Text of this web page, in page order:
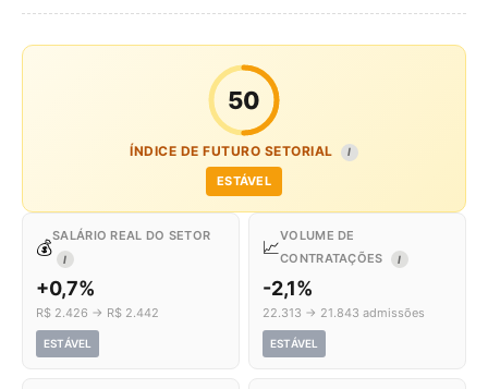
50
ÍNDICE DE FUTURO SETORIAL I
ESTÁVEL
💰
SALÁRIO REAL DO SETOR
I
+0,7%
R$ 2.426 → R$ 2.442
ESTÁVEL
📈
VOLUME DE
CONTRATAÇÕES
I
-2,1%
22.313 → 21.843 admissões
ESTÁVEL